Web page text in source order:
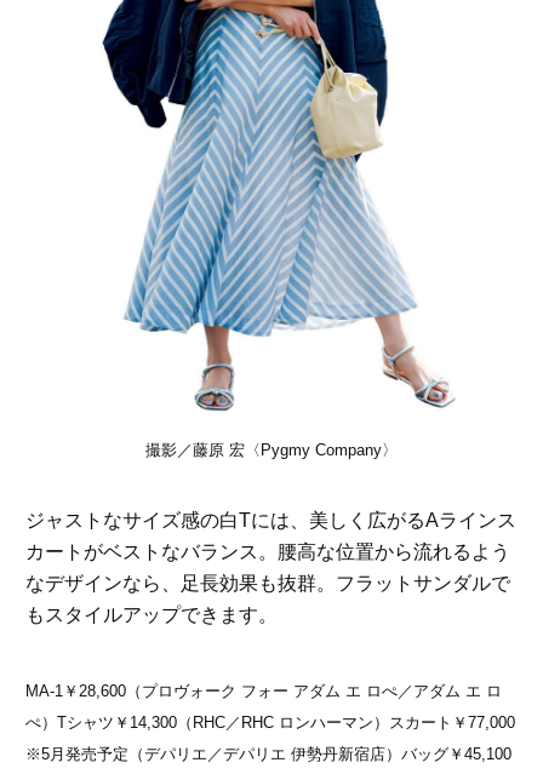
撮影／藤原 宏〈Pygmy Company〉
ジャストなサイズ感の白Tには、美しく広がるAラインス
カートがベストなバランス。腰高な位置から流れるよう
なデザインなら、足長効果も抜群。フラットサンダルで
もスタイルアップできます。
MA-1￥28,600（プロヴォーク フォー アダム エ ロぺ／アダム エ ロ
ぺ）Tシャツ￥14,300（RHC／RHC ロンハーマン）スカート￥77,000
※5月発売予定（デパリエ／デパリエ 伊勢丹新宿店）バッグ￥45,100